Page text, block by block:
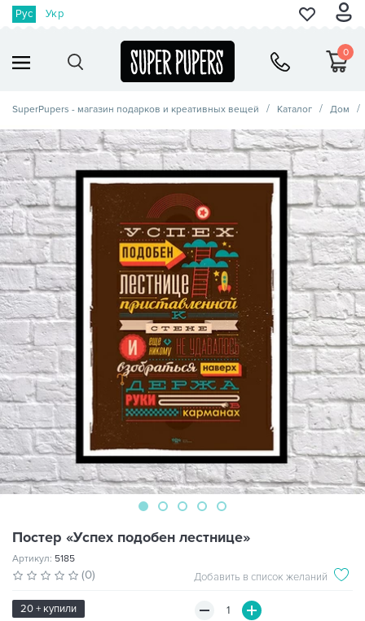
Рус Укр
0
SuperPupers - магазин подарков и креативных вещей Каталог Дом
Постер «Успех подобен лестнице»
Артикул: 5185
(0) Добавить в список желаний
20 + купили